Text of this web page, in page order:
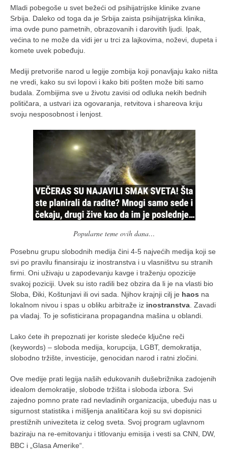
Mladi pobegoše u svet bežeći od psihijatrijske klinike zvane
Srbija. Daleko od toga da je Srbija zaista psihijatrijska klinika,
ima ovde puno pametnih, obrazovanih i darovitih ljudi. Ipak,
većina to ne može da vidi jer u trci za lajkovima, noževi, dupeta i
komete uvek pobeđuju.
Mediji pretvoriše narod u legije zombija koji ponavljaju kako ništa
ne vredi, kako su svi lopovi i kako biti pošten može biti samo
budala. Zombijima sve u životu zavisi od odluka nekih bednih
političara, a ustvari iza ogovaranja, retvitova i shareova kriju
svoju nesposobnost i lenjost.
Popularne teme ovih dana…
Posebnu grupu slobodnih medija čini 4-5 najvećih medija koji se
svi po pravilu finansiraju iz inostranstva i u vlasništvu su stranih
firmi. Oni uživaju u zapodevanju kavge i traženju opozicije
svakoj poziciji. Uvek su isto radili bez obzira da li je na vlasti bio
Sloba, Điki, Koštunjavi ili ovi sada. Njihov krajnji cilj je haos na
lokalnom nivou i spas u obliku arbitraže iz inostranstva. Zavadi
pa vladaj. To je sofisticirana propagandna mašina u oblandi.
Lako ćete ih prepoznati jer koriste sledeće ključne reči
(keywords) – sloboda medija, korupcija, LGBT, demokratija,
slobodno tržište, investicije, genocidan narod i ratni zločini.
Ove medije prati legija naših edukovanih dušebrižnika zadojenih
idealom demokratije, slobode tržišta i sloboda izbora. Svi
zajedno pomno prate rad nevladinih organizacija, ubeđuju nas u
sigurnost statistika i mišljenja analitičara koji su svi dopisnici
prestižnih univeziteta iz celog sveta. Svoj program uglavnom
baziraju na re-emitovanju i titlovanju emisija i vesti sa CNN, DW,
BBC i „Glasa Amerike“.